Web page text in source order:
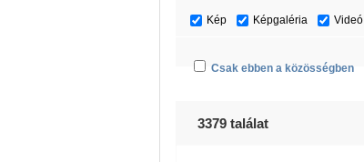
Kép Képgaléria Videó
Csak ebben a közösségben
3379 találat